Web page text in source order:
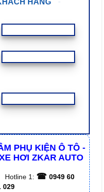
HÀNG
PHỤ KIỆN Ô TÔ -
HƠI ZKAR AUTO
Hotline 1: ☎ 0949 60
029